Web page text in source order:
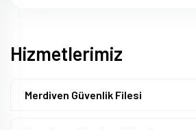
Hizmetlerimiz
Merdiven Güvenlik Filesi